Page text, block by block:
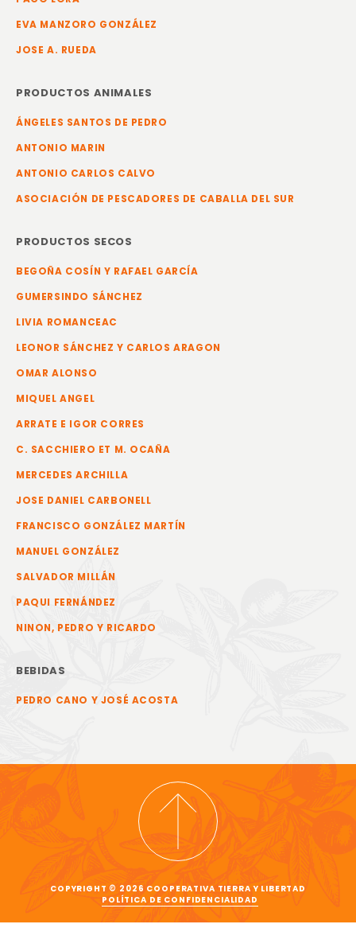
EVA MANZORO GONZÁLEZ
JOSE A. RUEDA
PRODUCTOS ANIMALES
ÁNGELES SANTOS DE PEDRO
ANTONIO MARIN
ANTONIO CARLOS CALVO
ASOCIACIÓN DE PESCADORES DE CABALLA DEL SUR
PRODUCTOS SECOS
BEGOÑA COSÍN Y RAFAEL GARCÍA
GUMERSINDO SÁNCHEZ
LIVIA ROMANCEAC
LEONOR SÁNCHEZ Y CARLOS ARAGON
OMAR ALONSO
MIQUEL ANGEL
ARRATE E IGOR CORRES
C. SACCHIERO ET M. OCAÑA
MERCEDES ARCHILLA
JOSE DANIEL CARBONELL
FRANCISCO GONZÁLEZ MARTÍN
MANUEL GONZÁLEZ
SALVADOR MILLÁN
PAQUI FERNÁNDEZ
NINON, PEDRO Y RICARDO
BEBIDAS
PEDRO CANO Y JOSÉ ACOSTA
COPYRIGHT © 2026 COOPERATIVA TIERRA Y LIBERTAD
POLÍTICA DE CONFIDENCIALIDAD